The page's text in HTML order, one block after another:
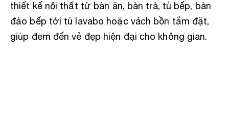
thiết kế nội thất từ bàn ăn, bàn trà, tủ bếp, bàn
đảo bếp tới tủ lavabo hoặc vách bồn tắm đặt,
giúp đem đến vẻ đẹp hiện đại cho không gian.